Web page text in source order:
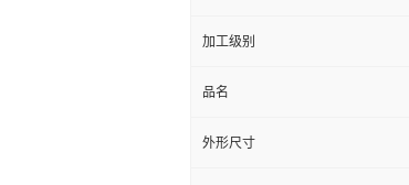
加工级别
品名
外形尺寸